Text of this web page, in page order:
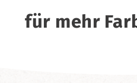
für mehr